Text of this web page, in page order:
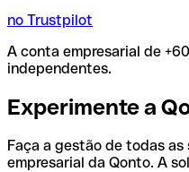
no Trustpilot
A conta empresarial de
independentes.
Experimente a
Faça a gestão de todas
empresarial da Qonto. A